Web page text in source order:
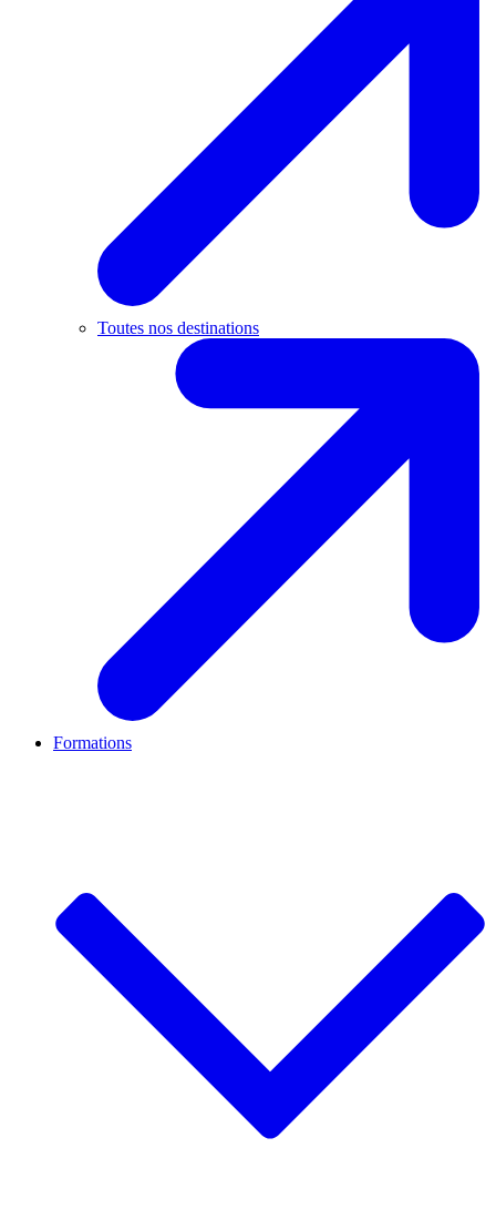
Toutes nos destinations
Formations